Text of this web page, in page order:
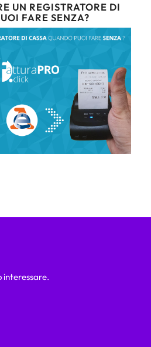
UN REGISTRATORE DI
FARE SENZA?
interessare.